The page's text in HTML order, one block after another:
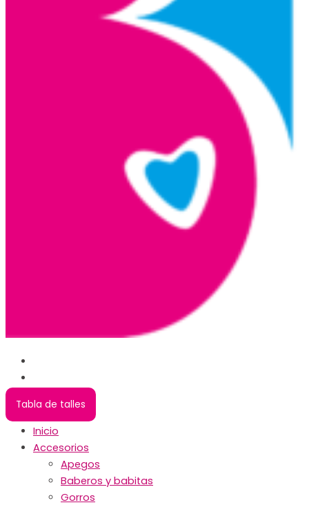
Tabla de talles
Inicio
Accesorios
Apegos
Baberos y babitas
Gorros